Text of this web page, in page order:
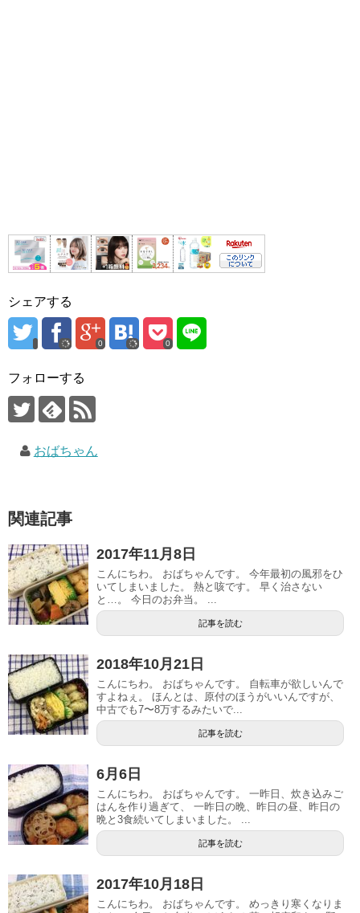
シェアする
0 0
フォローする
おばちゃん
関連記事
2017年11月8日
こんにちわ。 おばちゃんです。 今年最初の風邪をひ
いてしまいました。 熱と咳です。 早く治さない
と…。 今日のお弁当。 ...
記事を読む
2018年10月21日
こんにちわ。 おばちゃんです。 自転車が欲しいんで
すよねぇ。 ほんとは、原付のほうがいいんですが、
中古でも7〜8万するみたいで...
記事を読む
6月6日
こんにちわ。 おばちゃんです。 一昨日、炊き込みご
はんを作り過ぎて、 一昨日の晩、昨日の昼、昨日の
晩と3食続いてしまいました。 ...
記事を読む
2017年10月18日
こんにちわ。 おばちゃんです。 めっきり寒くなりま